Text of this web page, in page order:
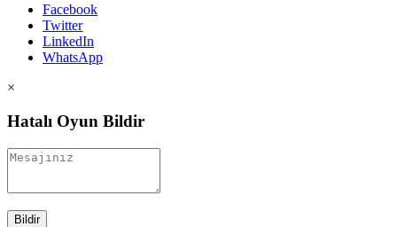
Facebook
Twitter
LinkedIn
WhatsApp
×
Hatalı Oyun Bildir
Bildir